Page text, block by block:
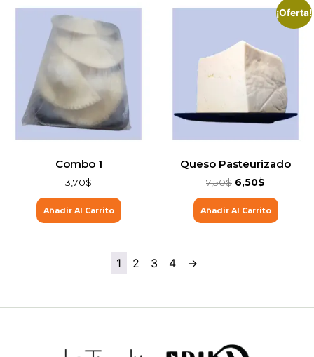
Combo 1
3,70$
Añadir Al Carrito
¡Oferta!
Queso Pasteurizado
7,50$ 6,50$
Añadir Al Carrito
1 2 3 4 →